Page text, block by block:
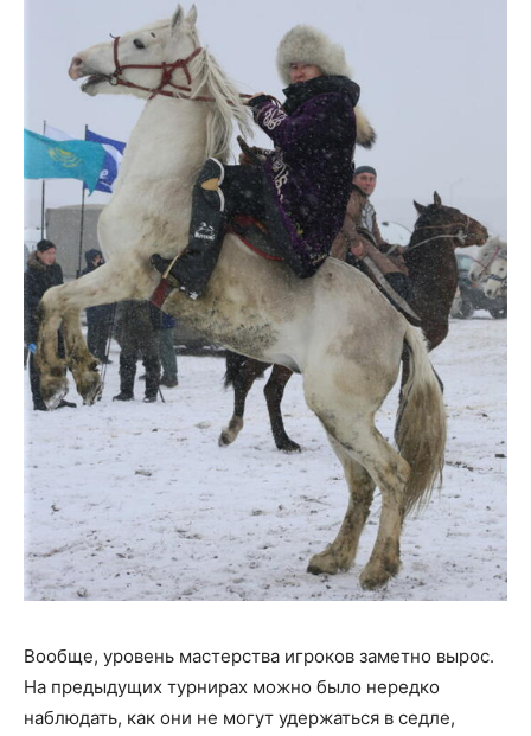
Вообще, уровень мастерства игроков заметно вырос.
На предыдущих турнирах можно было нередко
наблюдать, как они не могут удержаться в седле,